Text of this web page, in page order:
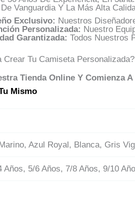
Vanguardia Y La Más Alta
Exclusivo: Nuestros
Personalizada: Nuestro
Garantizada: Todos Nuestros
Crear Tu Camiseta Personalizada?
Tienda Online Y Comienza
Azul Royal, Blanca, Gris
Años, 5/6 Años, 7/8 Años, 9/10